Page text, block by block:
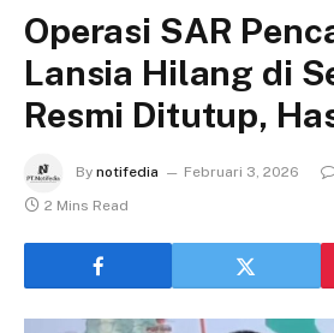
Operasi SAR
Lansia Hilang di
Resmi Ditutup,
By notifedia Februari 3, 2026
2 Mins Read